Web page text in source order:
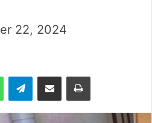
22, 2024
WhatsAppTelegramShare via Email Print